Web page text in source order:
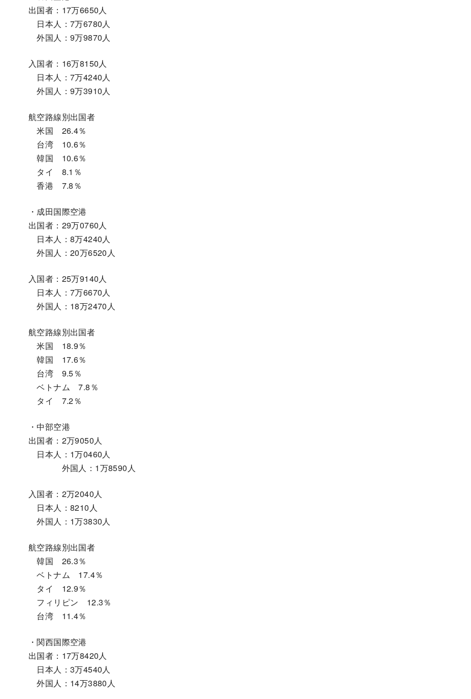
出国者：17万6650人
日本人：7万6780人
外国人：9万9870人
入国者：16万8150人
日本人：7万4240人
外国人：9万3910人
航空路線別出国者
米国 26.4％
台湾 10.6％
韓国 10.6％
タイ 8.1％
香港 7.8％
・成田国際空港
出国者：29万0760人
日本人：8万4240人
外国人：20万6520人
入国者：25万9140人
日本人：7万6670人
外国人：18万2470人
航空路線別出国者
米国 18.9％
韓国 17.6％
台湾 9.5％
ベトナム 7.8％
タイ 7.2％
・中部空港
出国者：2万9050人
日本人：1万0460人
外国人：1万8590人
入国者：2万2040人
日本人：8210人
外国人：1万3830人
航空路線別出国者
韓国 26.3％
ベトナム 17.4％
タイ 12.9％
フィリピン 12.3％
台湾 11.4％
・関西国際空港
出国者：17万8420人
日本人：3万4540人
外国人：14万3880人